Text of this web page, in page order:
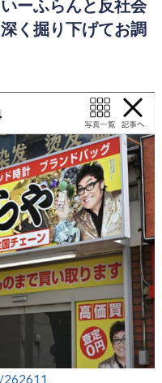
ーふらんと反社会
く掘り下げてお調
262611